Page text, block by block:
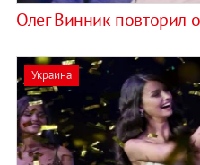
Олег Винник повторил
Украина